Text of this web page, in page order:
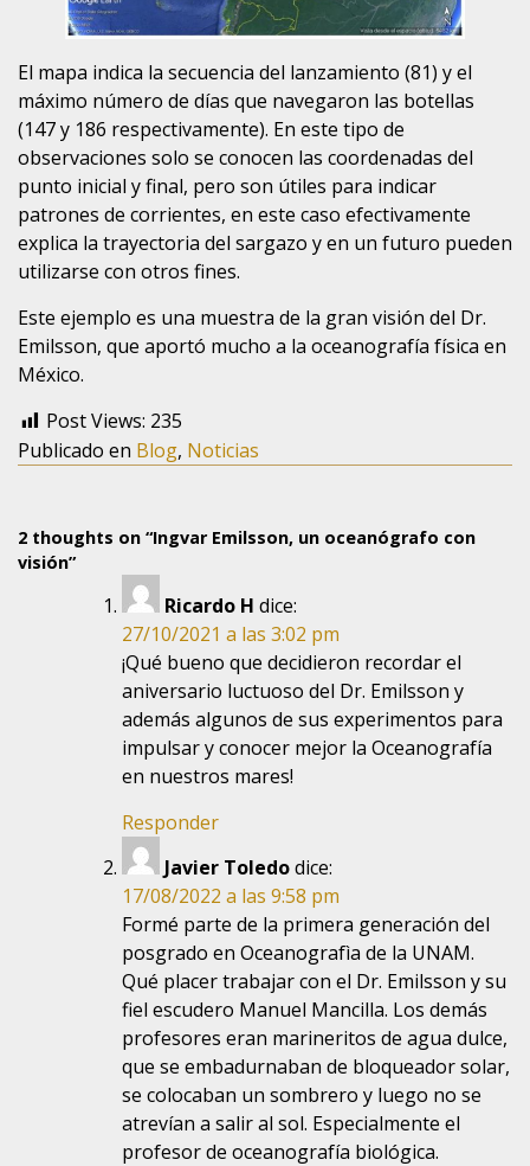
El mapa indica la secuencia del lanzamiento (81) y el
máximo número de días que navegaron las botellas
(147 y 186 respectivamente). En este tipo de
observaciones solo se conocen las coordenadas del
punto inicial y final, pero son útiles para indicar
patrones de corrientes, en este caso efectivamente
explica la trayectoria del sargazo y en un futuro pueden
utilizarse con otros fines.
Este ejemplo es una muestra de la gran visión del Dr.
Emilsson, que aportó mucho a la oceanografía física en
México.
Post Views: 235
Publicado en Blog, Noticias
2 thoughts on “Ingvar Emilsson, un oceanógrafo con
visión”
Ricardo H dice:
27/10/2021 a las 3:02 pm
¡Qué bueno que decidieron recordar el
aniversario luctuoso del Dr. Emilsson y
además algunos de sus experimentos para
impulsar y conocer mejor la Oceanografía
en nuestros mares!
Responder
Javier Toledodice:
17/08/2022 a las 9:58 pm
Formé parte de la primera generación del
posgrado en Oceanografìa de la UNAM.
Qué placer trabajar con el Dr. Emilsson y su
fiel escudero Manuel Mancilla. Los demás
profesores eran marineritos de agua dulce,
que se embadurnaban de bloqueador solar,
se colocaban un sombrero y luego no se
atrevían a salir al sol. Especialmente el
profesor de oceanografía biológica.